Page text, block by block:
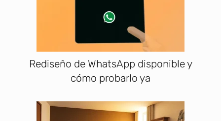
Rediseño de WhatsApp disponible y
cómo probarlo ya